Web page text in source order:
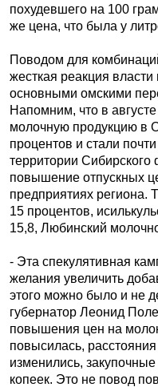
похудевшего на 100
же цена, что была у
Поводом для
жесткая реакция
основными омскими
Напомним, что в
молочную продукцию в
процентов и стали
территории Сибирского
повышение отпускных
предприятиях региона.
15 процентов,
15,8, Любинский
- Эта спекулятивная
желания увеличить
этого можно было и не
губернатор Леонид
повышения цен на
повысилась,
изменились,
копеек. Это не повод